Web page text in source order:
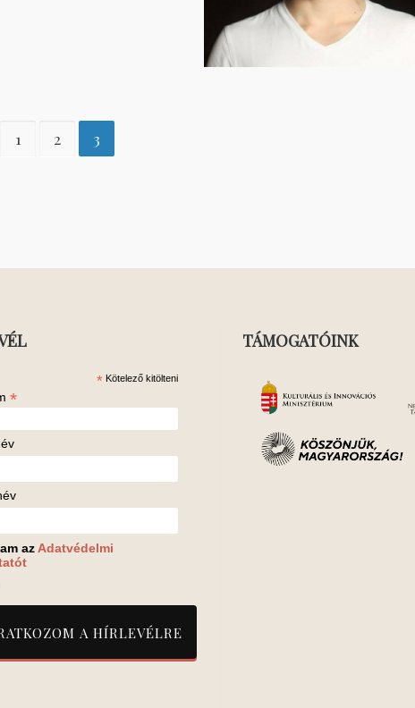
1 2 3
* Kötelező kitölteni
*
az Adatvédelmi
TÁMOGATÓINK